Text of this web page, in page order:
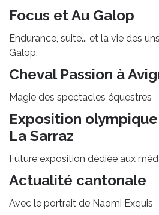
Focus et Au Galop
Endurance, suite... et la vie des
Galop.
Cheval Passion à
Magie des spectacles équestres
Exposition
La Sarraz
Future exposition dédiée aux
Actualité cantonale
Avec le portrait de Naomi Exquis